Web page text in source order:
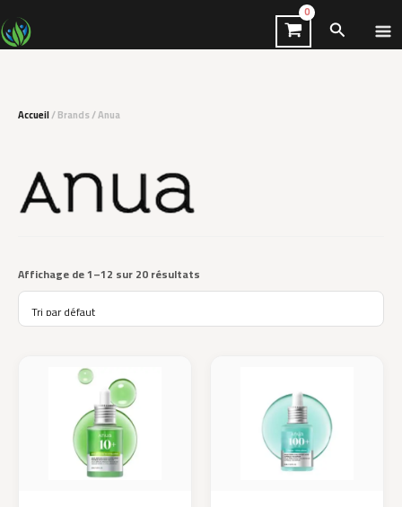
Aller
au
contenu
Accueil/ Brands / Anua
Affichage de 1–12 sur 20 résultats